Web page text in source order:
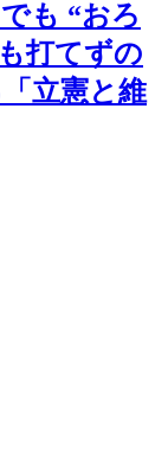
も “おろ
打てずの
立憲と維